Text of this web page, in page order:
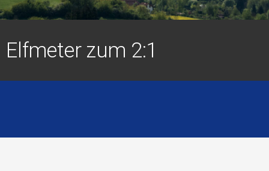
Elfmeter zum 2:1